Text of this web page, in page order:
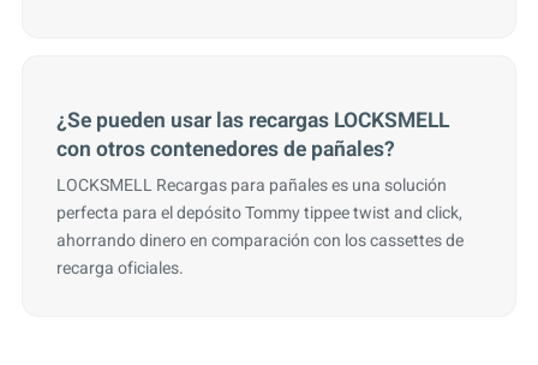
¿Se pueden usar las recargas LOCKSMELL
con otros contenedores de pañales?
LOCKSMELL Recargas para pañales es una solución
perfecta para el depósito Tommy tippee twist and click,
ahorrando dinero en comparación con los cassettes de
recarga oficiales.